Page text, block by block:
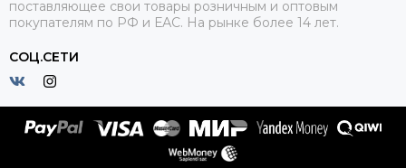
поставляющее свои товары розничным и оптовым
покупателям по РФ и ЕАС. На рынке более 14 лет.
СОЦ.СЕТИ